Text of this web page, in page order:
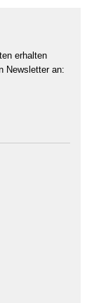
erhalten
Newsletter an: